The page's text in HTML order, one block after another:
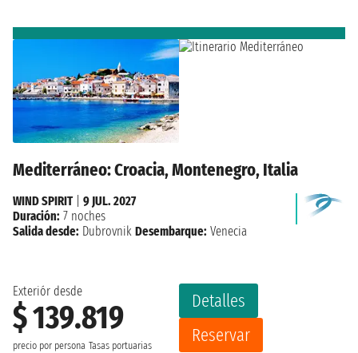
Mediterráneo: Croacia, Montenegro, Italia
Exteriór desde
$ 139.819
precio por persona Tasas portuarias
Detalles
Reservar
WIND SPIRIT| 9 JUL. 2027
Duración: 7 noches
Salida desde: Dubrovnik Desembarque: Venecia